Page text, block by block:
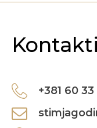
+381 60 33